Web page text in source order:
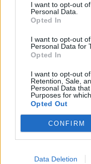
I want to opt-out
Personal Data.
Opted In
I want to opt-out
Personal Data for
Opted In
I want to opt-out
Retention, Sale,
Personal Data
Purposes for
Opted Out
CONFIRM
Data Deletion
Godmorgon
Jag får bjuda er
mitt kort till
jag hade ett gäng
blir att åka ner till
ska handla
också, vart